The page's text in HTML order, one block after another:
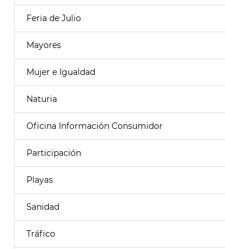
Feria de Julio
Mayores
Mujer e Igualdad
Naturia
Oficina Información Consumidor
Participación
Playas
Sanidad
Tráfico